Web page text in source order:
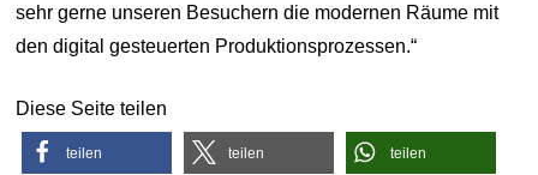
sehr gerne unseren Besuchern die modernen Räume mit
den digital gesteuerten Produktionsprozessen.“
Diese Seite teilen
teilen teilen teilen